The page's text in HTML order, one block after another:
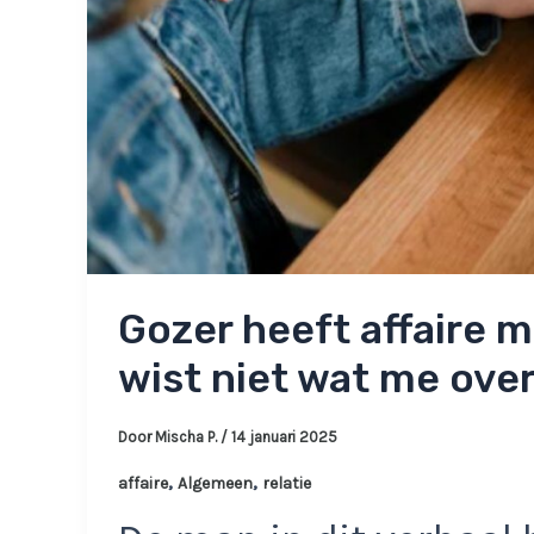
Gozer heeft affaire
wist niet wat me
Door Mischa P. / 14 januari 2025
affaire, Algemeen, relatie